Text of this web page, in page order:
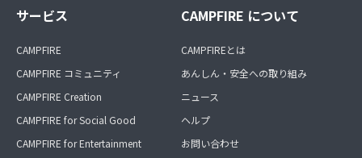
サービス
CAMPFIRE
CAMPFIRE コミュニティ
CAMPFIRE Creation
CAMPFIRE for Social Good
CAMPFIRE for Entertainment
CAMPFIRE について
CAMPFIREとは
あんしん・安全への取り組み
ニュース
ヘルプ
お問い合わせ